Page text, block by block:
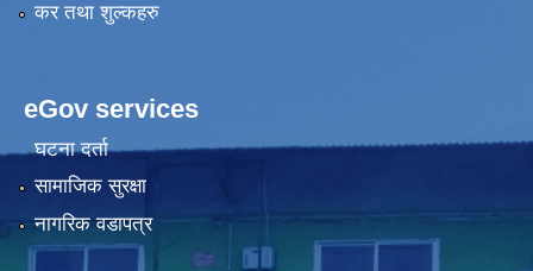
कर तथा शुल्कहरु
eGov services
घटना दर्ता
सामाजिक सुरक्षा
नागरिक वडापत्र